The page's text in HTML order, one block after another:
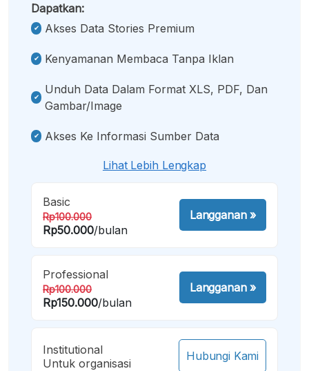
Dapatkan:
Akses Data Stories Premium
Kenyamanan Membaca Tanpa Iklan
Unduh Data Dalam Format XLS, PDF, Dan
Gambar/image
Akses Ke Informasi Sumber Data
Lihat Lebih Lengkap
Basic
Rp100.000
Rp50.000/bulan
Langganan»
Professional
Rp100.000
Rp150.000/bulan
Langganan»
Institutional
Untuk organisasi
Hubungi Kami